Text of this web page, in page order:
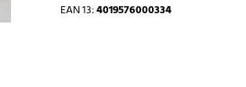
EAN 13:4019576000334